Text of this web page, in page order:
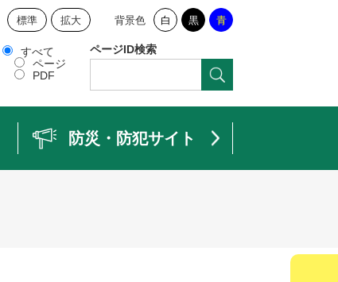
標準 拡大 背景色 白 黒 青
すべて
ページ
PDF
ページID検索
防災・防犯サイト